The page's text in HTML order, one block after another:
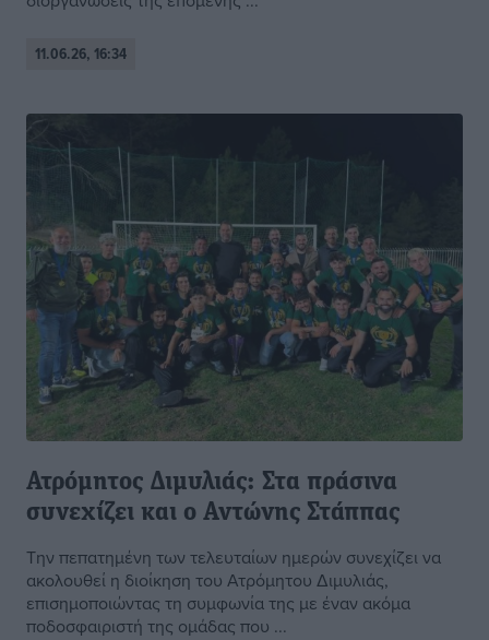
11.06.26, 16:34
Ατρόμητος Διμυλιάς: Στα πράσινα
συνεχίζει και ο Αντώνης Στάππας
Την πεπατημένη των τελευταίων ημερών συνεχίζει να
ακολουθεί η διοίκηση του Ατρόμητου Διμυλιάς,
επισημοποιώντας τη συμφωνία της με έναν ακόμα
ποδοσφαιριστή της ομάδας που ...